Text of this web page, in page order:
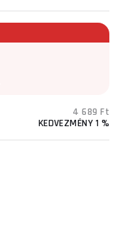
4 689 Ft
KEDVEZMÉNY 1 %